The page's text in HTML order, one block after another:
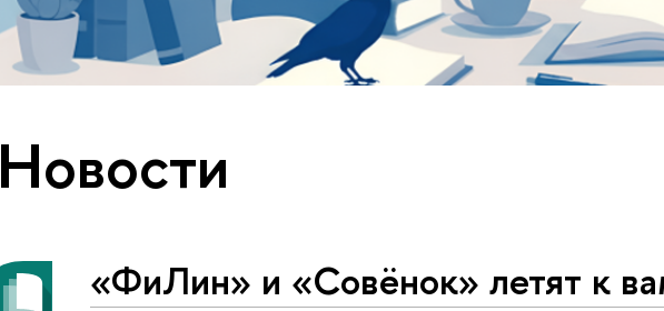
Новости
«ФиЛин» и «Совёнок» летят к